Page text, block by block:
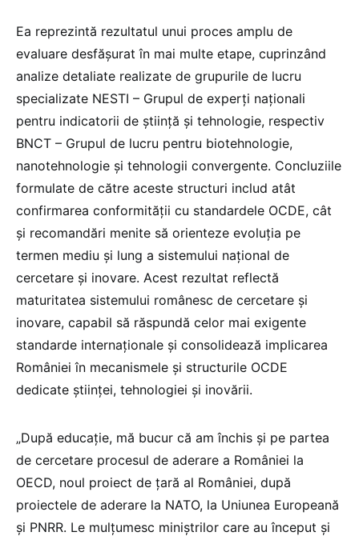
Ea reprezintă rezultatul unui proces amplu de
evaluare desfășurat în mai multe etape, cuprinzând
analize detaliate realizate de grupurile de lucru
specializate NESTI – Grupul de experți naționali
pentru indicatorii de știință și tehnologie, respectiv
BNCT – Grupul de lucru pentru biotehnologie,
nanotehnologie și tehnologii convergente. Concluziile
formulate de către aceste structuri includ atât
confirmarea conformității cu standardele OCDE, cât
și recomandări menite să orienteze evoluția pe
termen mediu și lung a sistemului național de
cercetare și inovare. Acest rezultat reflectă
maturitatea sistemului românesc de cercetare și
inovare, capabil să răspundă celor mai exigente
standarde internaționale și consolidează implicarea
României în mecanismele și structurile OCDE
dedicate științei, tehnologiei și inovării.
„După educație, mă bucur că am închis și pe partea
de cercetare procesul de aderare a României la
OECD, noul proiect de țară al României, după
proiectele de aderare la NATO, la Uniunea Europeană
și PNRR. Le mulțumesc miniștrilor care au început și